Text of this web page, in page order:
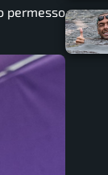
permesso